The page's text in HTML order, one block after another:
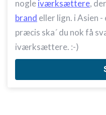
nogleiværksættere,
brand eller lign. i Asien
præcis ska´ du nok få
iværksættere. :-)